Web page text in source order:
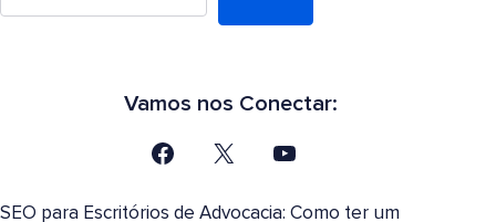
Vamos nos Conectar:
SEO para Escritórios de Advocacia: Como ter um